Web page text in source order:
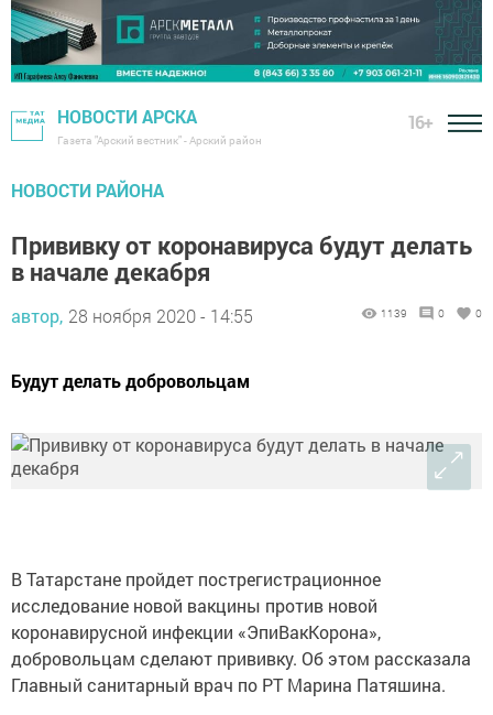
НОВОСТИ АРСКА
Газета "Арский вестник" - Арский район
16+
НОВОСТИ РАЙОНА
Прививку от коронавируса будут делать
в начале декабря
автор, 28 ноября 2020 - 14:55 1139 0 0
Будут делать добровольцам
В Татарстане пройдет пострегистрационное
исследование новой вакцины против новой
коронавирусной инфекции «ЭпиВакКорона»,
добровольцам сделают прививку. Об этом рассказала
Главный санитарный врач по РТ Марина Патяшина.